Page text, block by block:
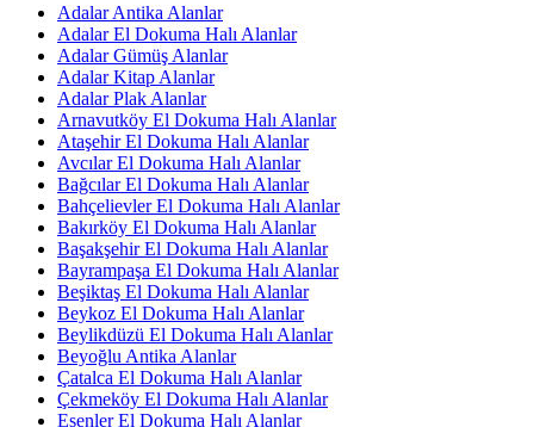
Adalar Antika Alanlar
Adalar El Dokuma Halı Alanlar
Adalar Gümüş Alanlar
Adalar Kitap Alanlar
Adalar Plak Alanlar
Arnavutköy El Dokuma Halı Alanlar
Ataşehir El Dokuma Halı Alanlar
Avcılar El Dokuma Halı Alanlar
Bağcılar El Dokuma Halı Alanlar
Bahçelievler El Dokuma Halı Alanlar
Bakırköy El Dokuma Halı Alanlar
Başakşehir El Dokuma Halı Alanlar
Bayrampaşa El Dokuma Halı Alanlar
Beşiktaş El Dokuma Halı Alanlar
Beykoz El Dokuma Halı Alanlar
Beylikdüzü El Dokuma Halı Alanlar
Beyoğlu Antika Alanlar
Çatalca El Dokuma Halı Alanlar
Çekmeköy El Dokuma Halı Alanlar
Esenler El Dokuma Halı Alanlar